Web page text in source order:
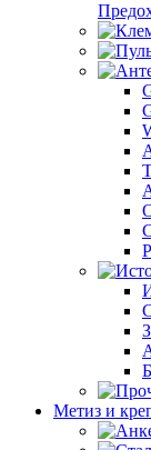
Метиз и